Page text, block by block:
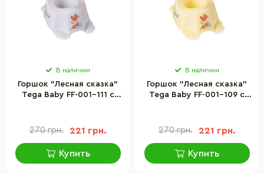
В наличии
Горшок "Лесная сказка"
Tega Baby FF-001-111 с
270 грн. 221 грн.
Купить
В наличии
Горшок "Лесная сказка"
Tega Baby FF-001-109 с
270 грн. 221 грн.
Купить